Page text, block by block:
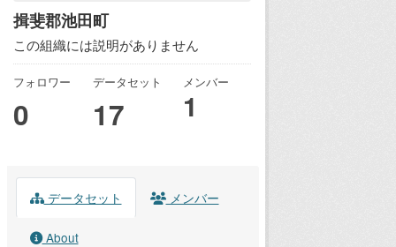
揖斐郡池田町
この組織には説明がありません
フォロワー
0
データセット
17
メンバー
1
データセット メンバー
About